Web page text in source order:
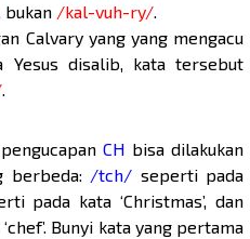
bukan /kal-vuh-ry/.
Calvary yang yang mengacu
Yesus disalib, kata tersebut
.
CH bisa dilakukan
berbeda: /tch/ seperti pada
pada kata ‘Christmas’, dan
Bunyi kata yang pertama